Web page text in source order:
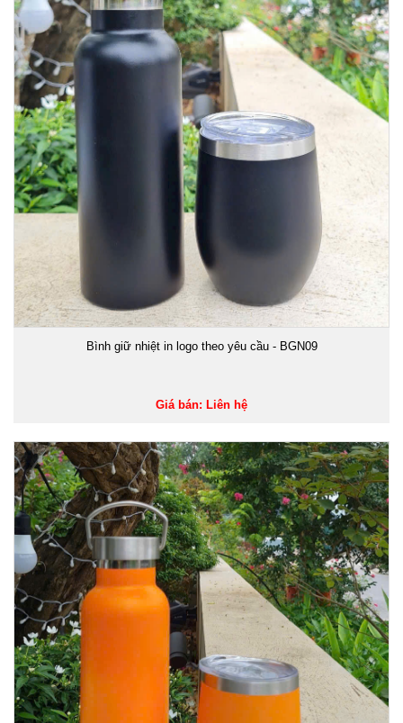
Bình giữ nhiệt in logo theo yêu cầu - BGN09
Giá bán: Liên hệ